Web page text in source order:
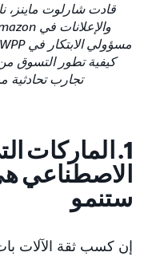
قادت شارلوت ماينز،
كيفية تطور التسوق
تجارب تحادثية
1. الماركات
الاصطناعي
ستنمو
إن كسب ثقة الآلات